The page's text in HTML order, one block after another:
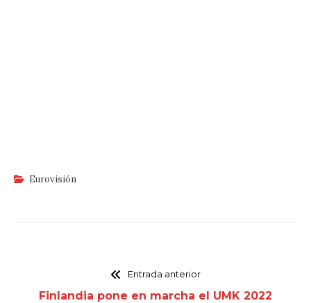
Eurovisión
Entrada anterior
Finlandia pone en marcha el UMK 2022